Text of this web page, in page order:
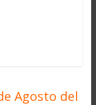
Agosto del